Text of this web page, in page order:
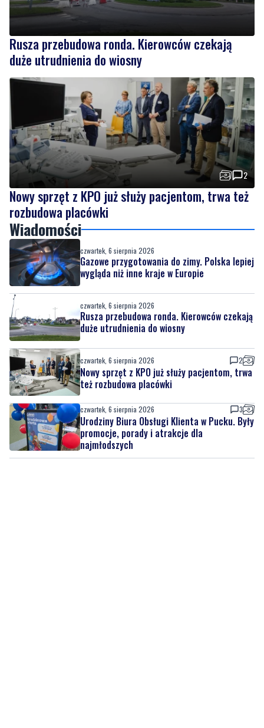
Rusza przebudowa ronda. Kierowców czekają
duże utrudnienia do wiosny
2
Nowy sprzęt z KPO już służy pacjentom, trwa też
rozbudowa placówki
Wiadomości
czwartek, 6 sierpnia 2026
Gazowe przygotowania do zimy. Polska lepiej
wygląda niż inne kraje w Europie
czwartek, 6 sierpnia 2026
Rusza przebudowa ronda. Kierowców czekają
duże utrudnienia do wiosny
czwartek, 6 sierpnia 2026 2
Nowy sprzęt z KPO już służy pacjentom, trwa
też rozbudowa placówki
czwartek, 6 sierpnia 2026 3
Urodziny Biura Obsługi Klienta w Pucku. Były
promocje, porady i atrakcje dla
najmłodszych